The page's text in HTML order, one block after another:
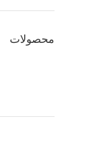
محصولات